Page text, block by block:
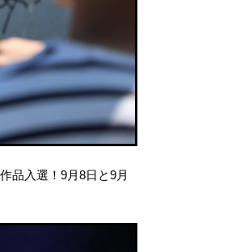
品入選！9月8日と9月